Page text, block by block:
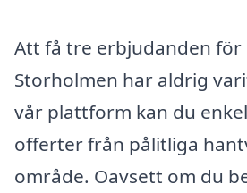
Att få tre erbjudanden för
Storholmen har aldrig
vår plattform kan du
offerter från pålitliga
område. Oavsett om du